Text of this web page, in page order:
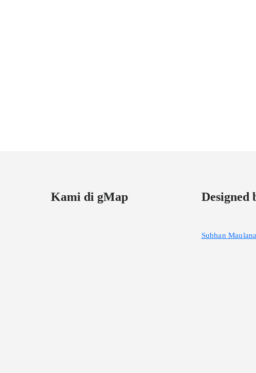
Kami di gMap Designed
Subhan Maulana